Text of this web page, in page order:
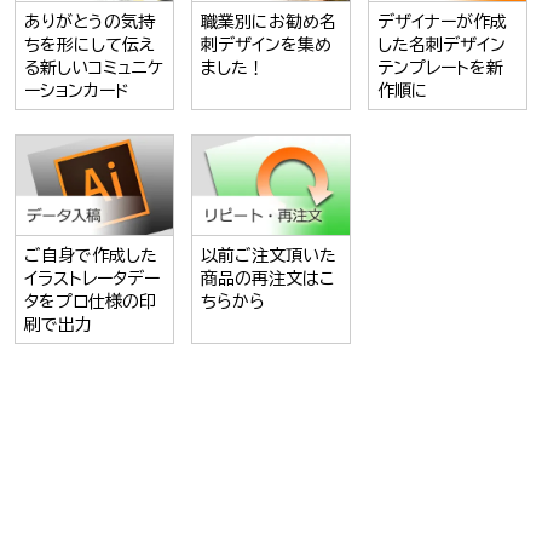
ありがとうの気持
ちを形にして伝え
る新しいコミュニケ
ーションカード
職業別にお勧め名
刺デザインを集め
ました！
デザイナーが作成
した名刺デザイン
テンプレートを新
作順に
ご自身で作成した
イラストレータデー
タをプロ仕様の印
刷で出力
以前ご注文頂いた
商品の再注文はこ
ちらから